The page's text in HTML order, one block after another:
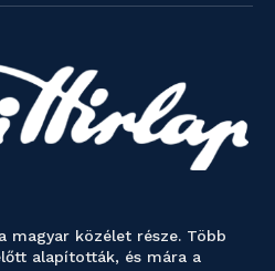
magyar közélet része. Több
alapították, és mára a